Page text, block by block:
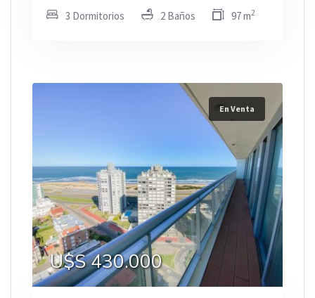
3 Dormitorios 2 Baños 97 m2
En Venta
U$S 430.000